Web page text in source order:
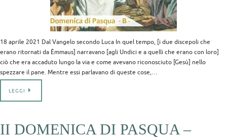
18 aprile 2021 Dal Vangelo secondo Luca In quel tempo, [i due discepoli che
erano ritornati da Èmmaus] narravano [agli Undici e a quelli che erano con loro]
ciò che era accaduto lungo la via e come avevano riconosciuto [Gesù] nello
spezzare il pane. Mentre essi parlavano di queste cose,…
LEGGI
II DOMENICA DI PASQUA –